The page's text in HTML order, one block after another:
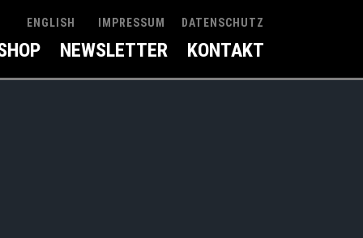
ENGLISH IMPRESSUM DATENSCHUTZ
NEWSLETTER KONTAKT